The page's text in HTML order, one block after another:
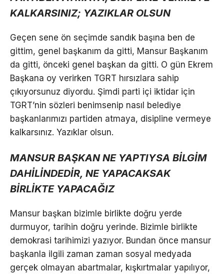
KALKARSINIZ; YAZIKLAR OLSUN
Geçen sene ön seçimde sandık başına ben de
gittim, genel başkanım da gitti, Mansur Başkanım
da gitti, önceki genel başkan da gitti. O gün Ekrem
Başkana oy verirken TGRT hırsızlara sahip
çıkıyorsunuz diyordu. Şimdi parti içi iktidar için
TGRT’nin sözleri benimsenip nasıl belediye
başkanlarımızı partiden atmaya, disipline vermeye
kalkarsınız. Yazıklar olsun.
MANSUR BAŞKAN NE YAPTIYSA BİLGİM
DAHİLİNDEDİR, NE YAPACAKSAK
BİRLİKTE YAPACAĞIZ
Mansur başkan bizimle birlikte doğru yerde
durmuyor, tarihin doğru yerinde. Bizimle birlikte
demokrasi tarihimizi yazıyor. Bundan önce mansur
başkanla ilgili zaman zaman sosyal medyada
gerçek olmayan abartmalar, kışkırtmalar yapılıyor,